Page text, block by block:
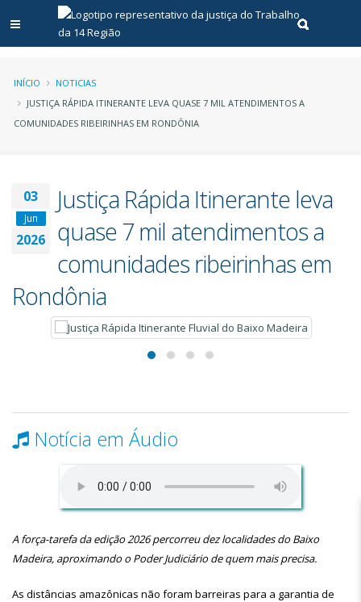
Abrir menu principal
Realizar
Trilha
de
INÍCIO
NOTICIAS
JUSTIÇA RÁPIDA ITINERANTE LEVA QUASE 7 MIL ATENDIMENTOS A
COMUNIDADES RIBEIRINHAS EM RONDÔNIA
03
Jun
2026
Justiça Rápida Itinerante leva
quase 7 mil atendimentos a
comunidades ribeirinhas em
Rondônia
Notícia em Áudio
A força-tarefa da edição 2026 percorreu dez localidades do Baixo
Madeira, aproximando o Poder Judiciário de quem mais precisa.
As distâncias amazônicas não foram barreiras para a garantia de